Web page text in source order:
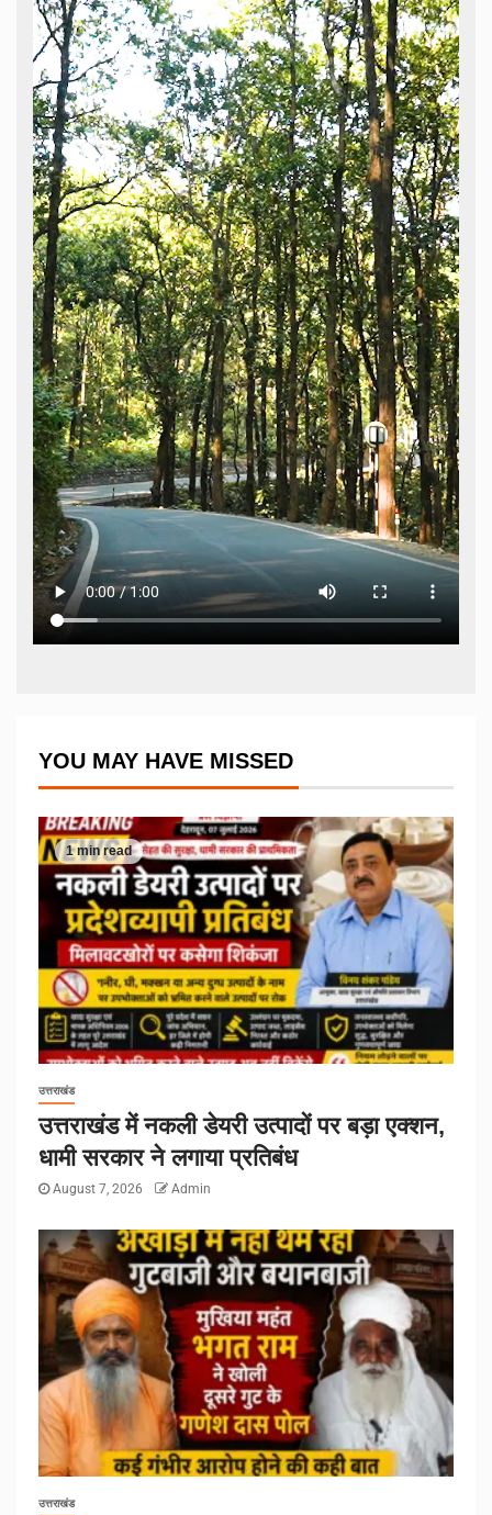
YOU MAY HAVE MISSED
1 min read
उत्तराखंड
उत्तराखंड में नकली डेयरी उत्पादों पर बड़ा एक्शन,
धामी सरकार ने लगाया प्रतिबंध
August 7, 2026 Admin
उत्तराखंड